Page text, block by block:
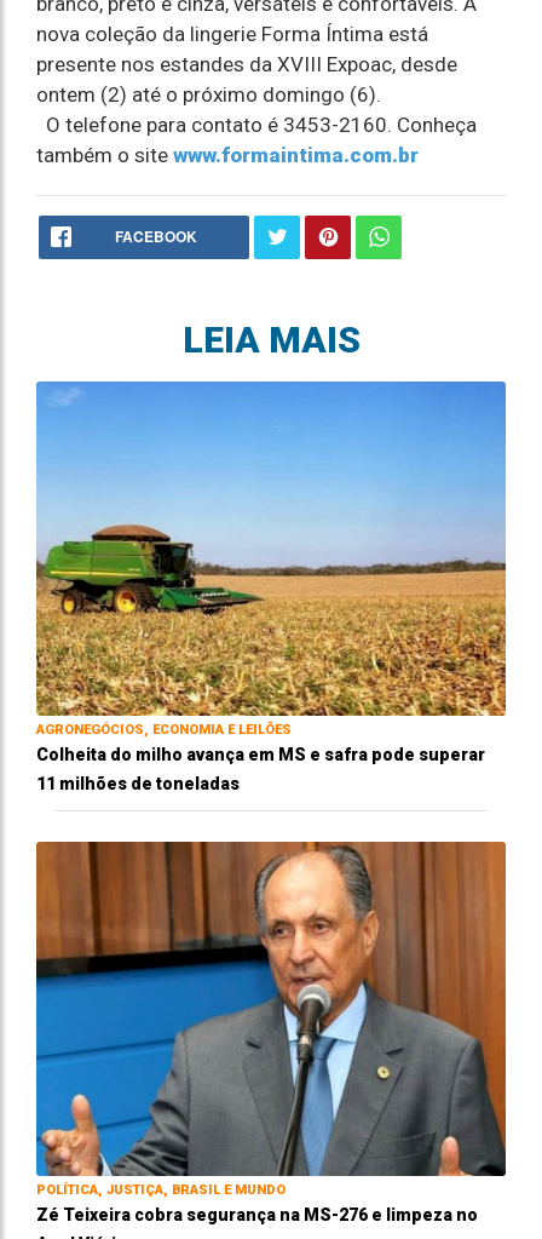
nova coleção da lingerie Forma Íntima está
presente nos estandes da XVIII Expoac, desde
ontem (2) até o próximo domingo (6).
O telefone para contato é 3453-2160. Conheça
também o site www.formaintima.com.br
FACEBOOK
LEIA MAIS
AGRONEGÓCIOS, ECONOMIA E LEILÕES
Colheita do milho avança em MS e safra pode superar
11 milhões de toneladas
POLÍTICA, JUSTIÇA, BRASIL E MUNDO
Zé Teixeira cobra segurança na MS-276 e limpeza no